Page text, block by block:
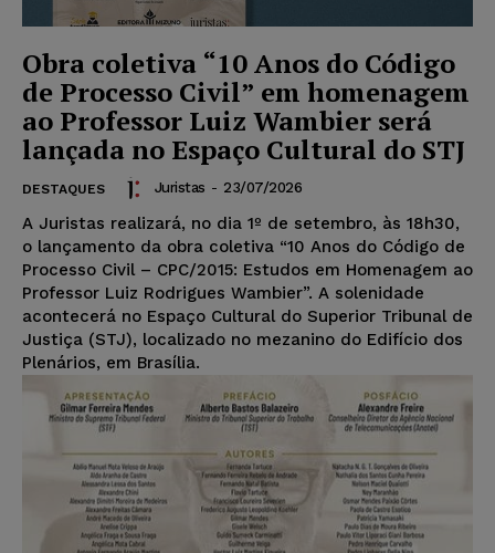
Obra coletiva “10 Anos do Código
de Processo Civil” em homenagem
ao Professor Luiz Wambier será
lançada no Espaço Cultural do STJ
DESTAQUES Juristas - 23/07/2026
A Juristas realizará, no dia 1º de setembro, às 18h30,
o lançamento da obra coletiva “10 Anos do Código de
Processo Civil – CPC/2015: Estudos em Homenagem ao
Professor Luiz Rodrigues Wambier”. A solenidade
acontecerá no Espaço Cultural do Superior Tribunal de
Justiça (STJ), localizado no mezanino do Edifício dos
Plenários, em Brasília.